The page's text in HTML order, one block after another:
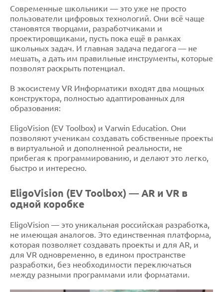
Современные школьники — это уже не просто
пользователи цифровых технологий. Они всё чаще
становятся творцами, разработчиками и
проектировщиками, пусть пока ещё в рамках
школьных задач. И главная задача педагога — не
мешать, а дать им правильные инструменты, которые
позволят раскрыть потенциал.
В экосистему VR Информатики входят два мощных
конструктора, полностью адаптированных для
образования:
EligoVision (EV Toolbox) и Varwin Education. Они
позволяют ученикам создавать собственные проекты
в виртуальной и дополненной реальности, не
прибегая к программированию, и делают это легко,
быстро и интересно.
EligoVision (EV Toolbox) — AR и VR в
одной коробке
EligoVision — это уникальная российская разработка,
не имеющая аналогов. Это единственная платформа,
которая позволяет создавать проекты и для AR, и
для VR одновременно, в едином пространстве
разработки, без необходимости переключаться
между разными программами или форматами.